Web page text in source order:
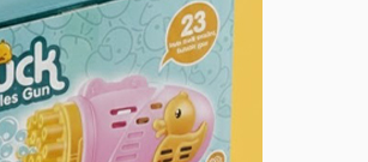
Oyuncak Çim adam